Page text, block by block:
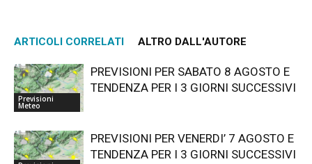
ARTICOLI CORRELATI ALTRO DALL'AUTORE
Previsioni
Meteo
PREVISIONI PER SABATO 8 AGOSTO E
TENDENZA PER I 3 GIORNI SUCCESSIVI
PREVISIONI PER VENERDI’ 7 AGOSTO E
TENDENZA PER I 3 GIORNI SUCCESSIVI